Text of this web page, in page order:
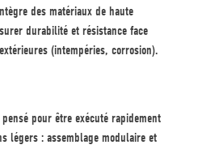
des matériaux de haute
durabilité et résistance face
(intempéries, corrosion).
pour être exécuté rapidement
légers : assemblage modulaire et